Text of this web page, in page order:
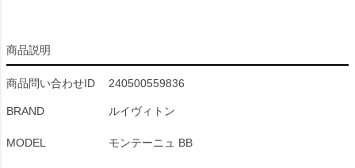
商品説明
商品問い合わせID 240500559836
BRAND ルイヴィトン
MODEL モンテーニュ BB